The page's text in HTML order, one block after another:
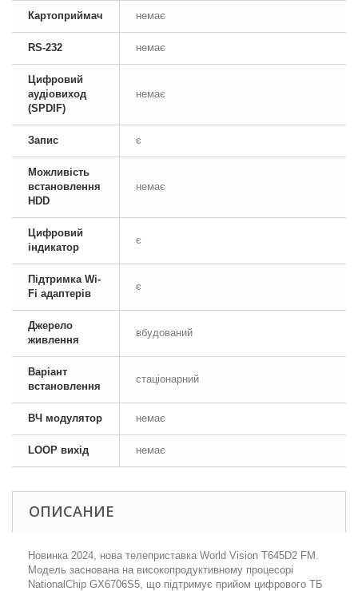
Картоприймач немає
RS-232 немає
Цифровий
аудіовиход
(SPDIF)
немає
Запис є
Можливість
встановлення
HDD
немає
Цифровий
індикатор
є
Підтримка Wi-
Fi адаптерів
є
Джерело
живлення
вбудований
Варіант
встановлення
стаціонарний
ВЧ модулятор немає
LOOP вихід немає
ОПИСАНИЕ
Новинка 2024, нова телеприставка World Vision T645D2 FM.
Модель заснована на високопродуктивному процесорі
NationalChip GX6706S5, що підтримує прийом цифрового ТБ